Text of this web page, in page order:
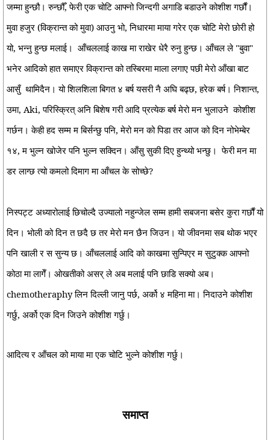
जम्मा हुन्छौ। रुन्छौँ, फेरी एक चोटि आफ्नो जिन्दगी अगाडि बडाउने कोशीश गर्छौं।
मुवा हजुर (विक्रान्त को मुवा) आउनु भो, निधारमा माया गरेर एक चोटि मेरो छोरी हो
यो, भन्नु हुन्छ मलाई। आँचललाई काख मा राखेर धेरै रुनु हुन्छ। आँचल ले "बुवा"
भनेर आदिको हात समाएर विक्रान्त को तस्बिरमा माला लगाए पछी मेरो आँखा बाट
आसुँ थामिदैन। यो शिलशिला बिगत ४ बर्ष यसरी नै अघि बढ्छ, हरेक बर्ष। निशान्त,
उमा, Aki, परिस्क्रित् अनि बिशेष गरी आदि प्रत्येक बर्ष मेरो मन भुलाउने कोशीश
गर्छन। केही हद सम्म म बिर्सन्छु पनि, मेरो मन को पिडा तर आज को दिन नोभेम्बेर
१४, म भुल्न खोजेर पनि भुल्न सक्दिन। आँसु सुकी दिए हुन्थ्यो भन्छु। फेरी मन मा
डर लाग्छ त्यो कमलो दिमाग मा आँचल के सोच्छे?
निस्पट्ट अध्यारोलाई छिचोल्दै उज्यालो नहुन्जेल सम्म हामी सबजना बसेर कुरा गर्छौं यो
दिन। भोली को दिन त छदै छ तर मेरो मन छैन जिउन। यो जीवनमा सब थोक भएर
पनि खाली र स सुन्य छ। आँचललाई आदि को काखमा सुन्पिएर म सुटुक्क आफ्नो
कोठा मा लागेँ। ओखतीको असर् ले अब मलाई पनि छाडि सक्यो अब।
chemotheraphy लिन दिल्ली जानु पर्छ, अर्को ४ महिना मा। निदाउने कोशीश
गर्छु, अर्को एक दिन जिउने कोशीश गर्छु।
आदित्यर आँचल को माया मा एक चोटि भुल्ने कोशीश गर्छु।
समाप्त